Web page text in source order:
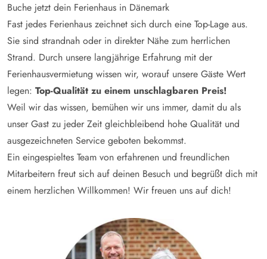
Buche jetzt dein Ferienhaus in Dänemark
Fast jedes Ferienhaus zeichnet sich durch eine Top-Lage aus.
Sie sind strandnah oder in direkter Nähe zum herrlichen
Strand. Durch unsere langjährige Erfahrung mit der
Ferienhausvermietung wissen wir, worauf unsere Gäste Wert
legen: Top-Qualität zu einem unschlagbaren Preis!
Weil wir das wissen, bemühen wir uns immer, damit du als
unser Gast zu jeder Zeit gleichbleibend hohe Qualität und
ausgezeichneten Service geboten bekommst.
Ein eingespieltes Team von erfahrenen und freundlichen
Mitarbeitern freut sich auf deinen Besuch und begrüßt dich mit
einem herzlichen Willkommen! Wir freuen uns auf dich!